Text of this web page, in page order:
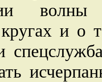
кругах и о